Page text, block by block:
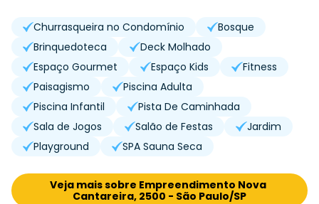
Churrasqueira no Condomínio
Bosque
Brinquedoteca
Deck Molhado
Espaço Gourmet
Espaço Kids
Fitness
Paisagismo
Piscina Adulta
Piscina Infantil
Pista De Caminhada
Sala de Jogos
Salão de Festas
Jardim
Playground
SPA Sauna Seca
Veja mais sobre Empreendimento Nova
Cantareira, 2500 - São Paulo/SP